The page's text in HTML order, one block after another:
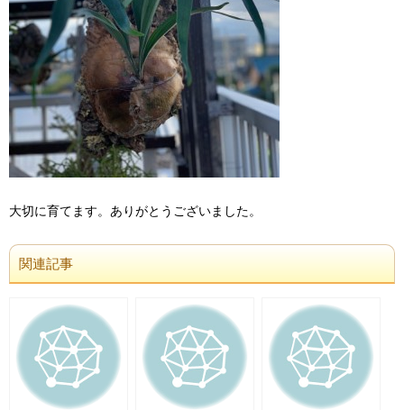
大切に育てます。ありがとうございました。
関連記事